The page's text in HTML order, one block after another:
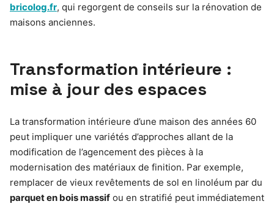
bricolog.fr, qui regorgent de conseils sur la rénovation de
maisons anciennes.
Transformation intérieure :
mise à jour des espaces
La transformation intérieure d’une maison des années 60
peut impliquer une variétés d’approches allant de la
modification de l’agencement des pièces à la
modernisation des matériaux de finition. Par exemple,
remplacer de vieux revêtements de sol en linoléum par du
parquet en bois massif ou en stratifié peut immédiatement